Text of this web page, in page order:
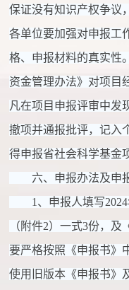
保证没有知识产权争议
各单位要加强对申报工
格、申报材料的真实性
资金管理办法》对项目
凡在项目申报评审中发
撤项并通报批评，记入
得申报省社会科学基金
六、申报办法及申
1、申报人填写2024
（附件2）一式3份，
要严格按照《申报书》
使用旧版本《申报书》